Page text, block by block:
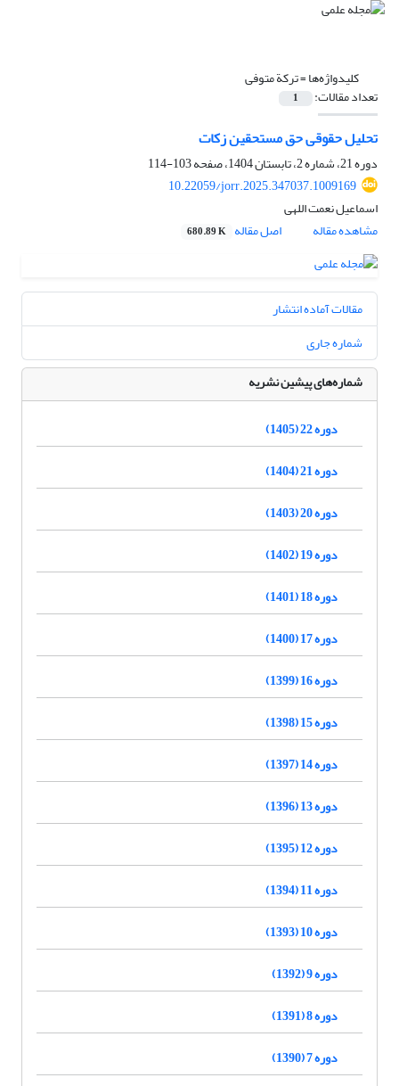
کلیدواژه‌ها =ترکة متوفی
تعداد مقالات: 1
تحلیل حقوقی حق مستحقین زکات
دوره 21، شماره 2، تابستان 1404، صفحه
103-114
10.22059/jorr.2025.347037.1009169
اسماعیل نعمت اللهی
مشاهده مقاله
اصل مقاله 680.89 K
مقالات آماده انتشار
شماره جاری
شماره‌های پیشین نشریه
دوره 22 (1405)
دوره 21 (1404)
دوره 20 (1403)
دوره 19 (1402)
دوره 18 (1401)
دوره 17 (1400)
دوره 16 (1399)
دوره 15 (1398)
دوره 14 (1397)
دوره 13 (1396)
دوره 12 (1395)
دوره 11 (1394)
دوره 10 (1393)
دوره 9 (1392)
دوره 8 (1391)
دوره 7 (1390)